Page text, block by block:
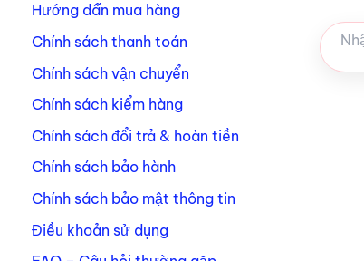
Hướng dẫn mua hàng
Chính sách thanh toán
Chính sách vận chuyển
Chính sách kiểm hàng
Chính sách đổi trả & hoàn tiền
Chính sách bảo hành
Chính sách bảo mật thông tin
Điều khoản sử dụng